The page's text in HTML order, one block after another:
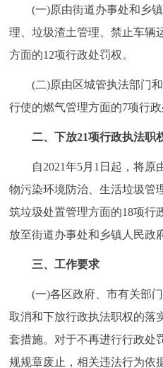
绿色北京 图说
ENGLISH 한
DEUTSCH
ESPAÑOL
ITALIANO
(一)原由街道办事处和乡镇
理、垃圾渣土管理、禁止车辆
方面的12项行政处罚权。
(二)原由区城管执法部门和
行使的燃气管理方面的7项行政
二、下放21项行政执法职
自2021年5月1日起，将原
物污染环境防治、生活垃圾管
筑垃圾处置管理方面的18项行
放至街道办事处和乡镇人民政
三、工作要求
(一)各区政府、市有关部门
取消和下放行政执法职权的落
套措施。对于不再进行行政处
规规章废止，相关违法行为依